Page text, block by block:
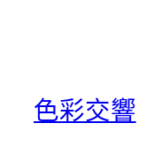
色彩交響